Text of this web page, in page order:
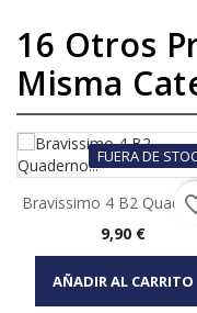
16 Otros
Misma
FUERA DE
Bravissimo 4 B2
Precio
9,90 €
AÑADIR AL CARRITO